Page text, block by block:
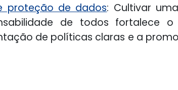
proteção de dados: Cultivar
de todos fortalece
de políticas claras e a